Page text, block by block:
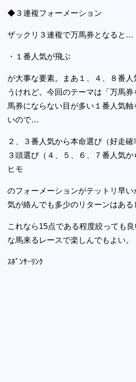
◆３連複フォーメーション
ザックリ３連複で万馬券となると…
・１番人気が飛ぶ
が大事な要素。まあ１、４、８番人
うけれど。今回のテーマは「万馬
馬券にならない目が多い１番人気
いので…
２、３番人気から本命選び（好走
３頭選び（４、５、６、７番人気
ヒモ
のフォーメーションがテットリ早い
気が絡んでも多少のリターンはあ
これなら15点である程度絞っても
な馬来るレースで楽しんでもよい。
ｽﾎﾟﾝｻｰﾘﾝｸ